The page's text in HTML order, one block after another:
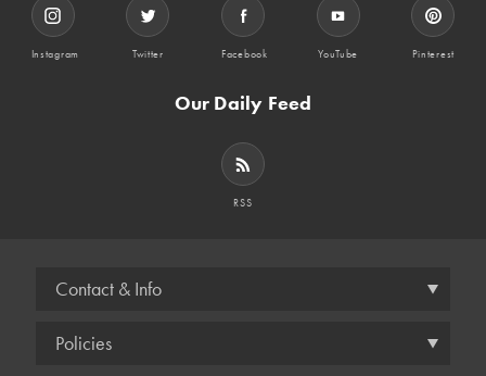
Instagram Twitter Facebook YouTube Pinterest
Our Daily Feed
RSS
Contact & Info
Policies